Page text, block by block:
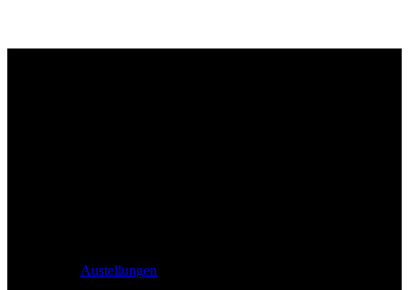
Austellungen